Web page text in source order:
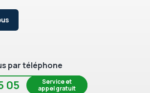
par téléphone
05
Service et
appel gratuit